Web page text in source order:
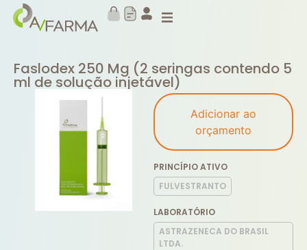
Faslodex 250 Mg (2 seringas contendo 5
ml de solução injetável)
Adicionar ao
orçamento
PRINCÍPIO ATIVO
FULVESTRANTO
LABORATÓRIO
ASTRAZENECA DO BRASIL
LTDA.